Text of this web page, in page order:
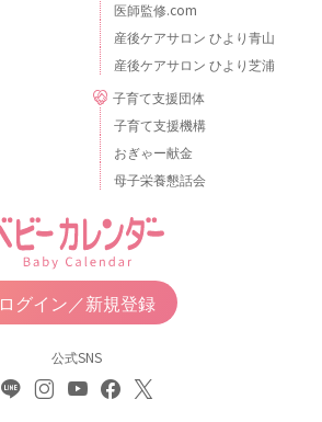
医師監修.com
産後ケアサロン ひより青山
産後ケアサロン ひより芝浦
子育て支援団体
子育て支援機構
おぎゃー献金
母子栄養懇話会
ログイン／新規登録
公式SNS